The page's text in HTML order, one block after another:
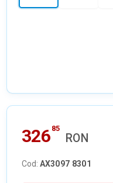
326 85
RON
Cod: AX3097 8301